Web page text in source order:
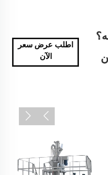
اطلب عرض سعر
الآن